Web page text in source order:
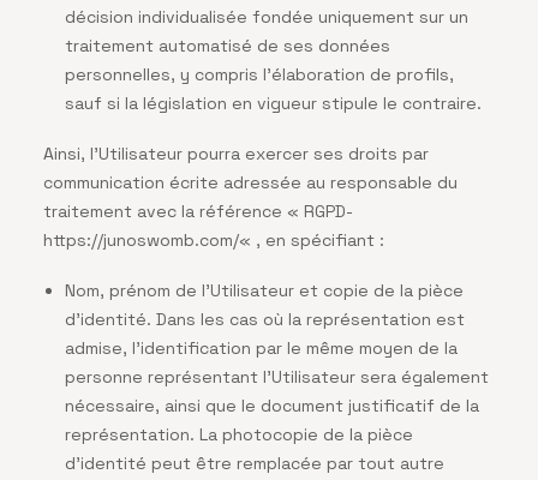
décision individualisée fondée uniquement sur un
traitement automatisé de ses données
personnelles, y compris l’élaboration de profils,
sauf si la législation en vigueur stipule le contraire.
Ainsi, l’Utilisateur pourra exercer ses droits par
communication écrite adressée au responsable du
traitement avec la référence « RGPD-
https://junoswomb.com/« , en spécifiant :
Nom, prénom de l’Utilisateur et copie de la pièce
d’identité. Dans les cas où la représentation est
admise, l’identification par le même moyen de la
personne représentant l’Utilisateur sera également
nécessaire, ainsi que le document justificatif de la
représentation. La photocopie de la pièce
d’identité peut être remplacée par tout autre